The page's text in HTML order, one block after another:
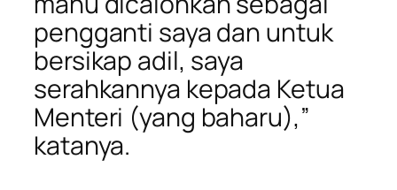
pengganti saya dan untuk
bersikap adil, saya
serahkannya kepada Ketua
Menteri (yang baharu),”
katanya.